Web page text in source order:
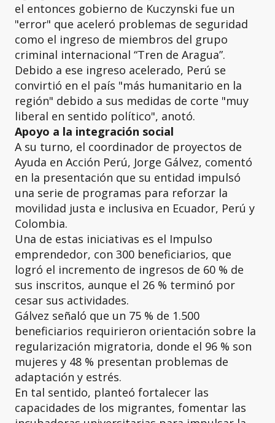
el entonces gobierno de Kuczynski fue un
"error" que aceleró problemas de seguridad
como el ingreso de miembros del grupo
criminal internacional “Tren de Aragua”.
Debido a ese ingreso acelerado, Perú se
convirtió en el país "más humanitario en la
región" debido a sus medidas de corte "muy
liberal en sentido político", anotó.
Apoyo a la integración social
A su turno, el coordinador de proyectos de
Ayuda en Acción Perú, Jorge Gálvez, comentó
en la presentación que su entidad impulsó
una serie de programas para reforzar la
movilidad justa e inclusiva en Ecuador, Perú y
Colombia.
Una de estas iniciativas es el Impulso
emprendedor, con 300 beneficiarios, que
logró el incremento de ingresos de 60 % de
sus inscritos, aunque el 26 % terminó por
cesar sus actividades.
Gálvez señaló que un 75 % de 1.500
beneficiarios requirieron orientación sobre la
regularización migratoria, donde el 96 % son
mujeres y 48 % presentan problemas de
adaptación y estrés.
En tal sentido, planteó fortalecer las
capacidades de los migrantes, fomentar las